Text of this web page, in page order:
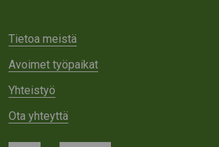
Tietoa meistä
Avoimet työpaikat
Yhteistyö
Ota yhteyttä